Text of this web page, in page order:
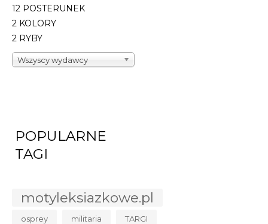
12 POSTERUNEK
2 KOLORY
2 RYBY
Wszyscy wydawcy
POPULARNE
TAGI
motyleksiazkowe.pl
osprey militaria TARGI